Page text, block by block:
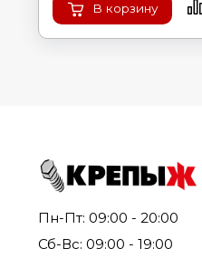
В корзину
Пн-Пт: 09:00 - 20:00
Сб-Вс: 09:00 - 19:00